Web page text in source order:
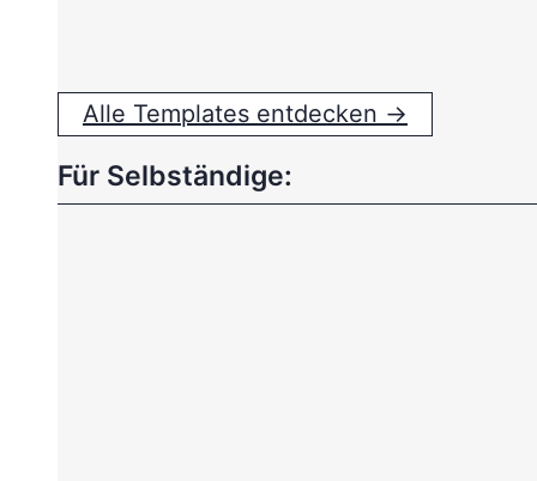
Alle Templates entdecken →
Für Selbständige: